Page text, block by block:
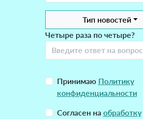
Тип новостей
Четыре раза по четыре?
Принимаю Политику
конфиденциальности
Согласен на обработку